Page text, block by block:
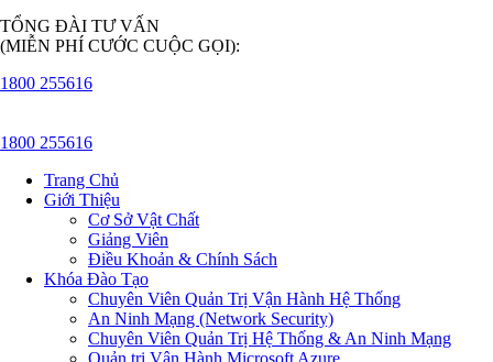
TỔNG ĐÀI TƯ VẤN
(MIỄN PHÍ CƯỚC CUỘC GỌI):
1800 255616
1800 255616
Trang Chủ
Giới Thiệu
Cơ Sở Vật Chất
Giảng Viên
Điều Khoản & Chính Sách
Khóa Đào Tạo
Chuyên Viên Quản Trị Vận Hành Hệ Thống
An Ninh Mạng (Network Security)
Chuyên Viên Quản Trị Hệ Thống & An Ninh Mạng